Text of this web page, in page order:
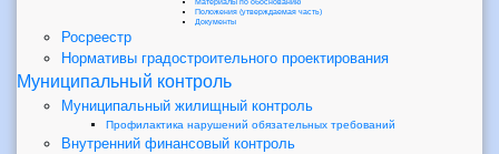
Положения (утверждаемая часть)
Документы
Росреестр
Нормативы градостроительного проектирования
Муниципальный контроль
Муниципальный жилищный контроль
Профилактика нарушений обязательных требований
Внутренний финансовый контроль